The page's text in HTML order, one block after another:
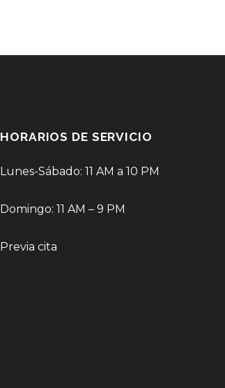
HORARIOS DE SERVICIO
Lunes-Sábado: 11 AM a 10 PM
Domingo: 11 AM – 9 PM
Previa cita